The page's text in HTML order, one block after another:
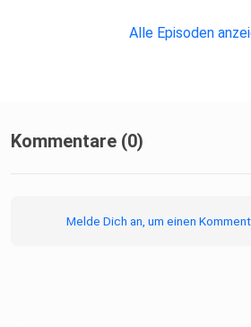
Alle Episoden
Kommentare (0)
Melde Dich an, um einen